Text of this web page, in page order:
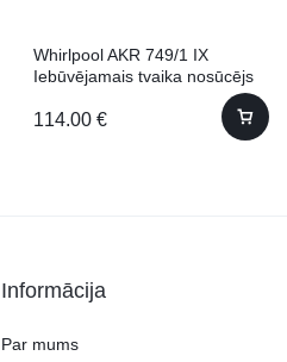
Whirlpool AKR 749/1 IX
Iebūvējamais tvaika nosūcējs
114.00 €
Informācija
Par mums